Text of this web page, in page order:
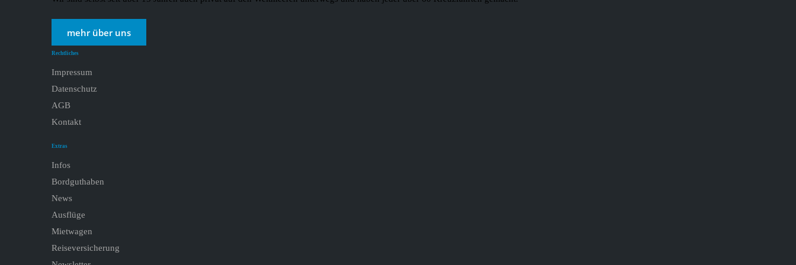
mehr über uns
Rechtliches
Impressum
Datenschutz
AGB
Kontakt
Extras
Infos
Bordguthaben
News
Ausflüge
Mietwagen
Reiseversicherung